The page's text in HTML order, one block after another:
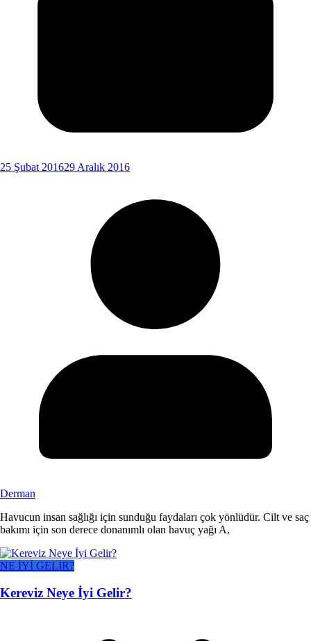
25 Şubat 201629 Aralık 2016
Derman
Havucun insan sağlığı için sunduğu faydaları çok yönlüdür. Cilt ve saç
bakımı için son derece donanımlı olan havuç yağı A,
NE İYİ GELİR?
Kereviz Neye İyi Gelir?